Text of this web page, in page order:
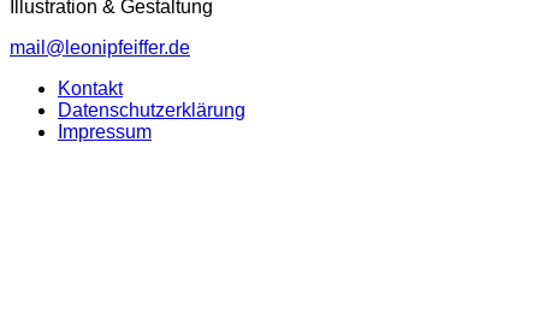
Illustration & Gestaltung
mail@leonipfeiffer.de
Kontakt
Datenschutzerklärung
Impressum